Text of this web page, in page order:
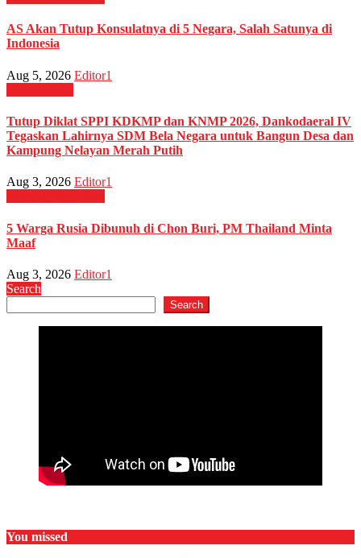
AS Akan Tutup Konsulatnya di 5 Negara, Salah Satunya di
Indonesia
Aug 5, 2026 Editor1
Tutup Diklat SPPI KDKMP dan KNMP 2026, Dankodaeral IV
Tegaskan Lahirnya SDM Bela Negara untuk Bangun Desa dan
Kampung Nelayan Merah Putih
Aug 3, 2026 Editor1
5 Warga Rusia Dibunuh di Chon Buri, PM Thailand Minta
Maaf
Aug 3, 2026 Editor1
Search
Search
You missed